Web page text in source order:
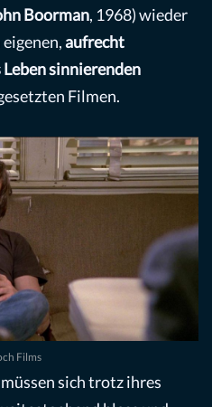
Boorman, 1968) wieder
aufrecht
sinnierenden
Filmen.
Films
sich trotz ihres